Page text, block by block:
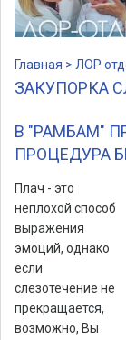
Главная > ЛОР
ЗАКУПОРКА
В "РАМБАМ"
ПРОЦЕДУРА
Плач - это
неплохой способ
выражения
эмоций, однако
если
слезотечение не
прекращается,
возможно, Вы